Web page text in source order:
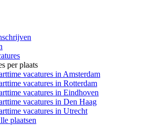
per plaats
vacatures in Amsterdam
vacatures in Rotterdam
vacatures in Eindhoven
vacatures in Den Haag
vacatures in Utrecht
plaatsen